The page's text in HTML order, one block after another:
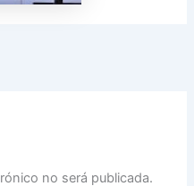
no será publicada.